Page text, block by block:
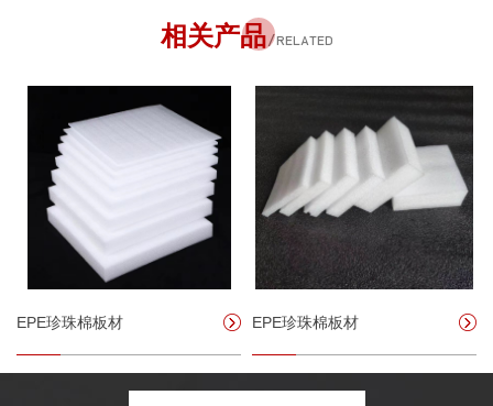
相关产品/ RELATED
EPE珍珠棉板材 EPE珍珠棉板材